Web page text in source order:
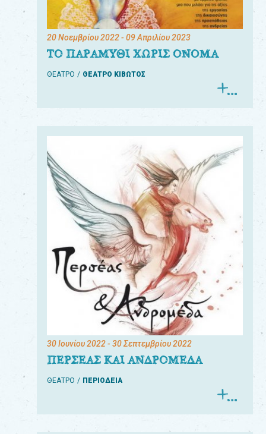
20 Νοεμβρίου 2022- 09 Απριλίου 2023
ΤΟ ΠΑΡΑΜΥΘΙ ΧΩΡΙΣ ΟΝΟΜΑ
ΘΕΑΤΡΟ ΘΕΑΤΡΟ ΚΙΒΩΤΟΣ
30 Ιουνίου 2022- 30 Σεπτεμβρίου 2022
ΠΕΡΣΕΑΣ ΚΑΙ ΑΝΔΡΟΜΕΔΑ
ΘΕΑΤΡΟ ΠΕΡΙΟΔΕΙΑ